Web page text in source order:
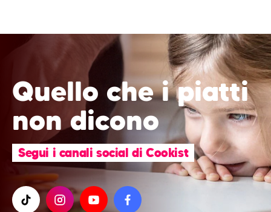
Quello che i piatti
non dicono
Segui i canali social di Cookist